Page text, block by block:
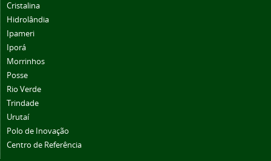
Cristalina
Hidrolândia
Ipameri
Iporá
Morrinhos
Posse
Rio Verde
Trindade
Urutaí
Polo de Inovação
Centro de Referência